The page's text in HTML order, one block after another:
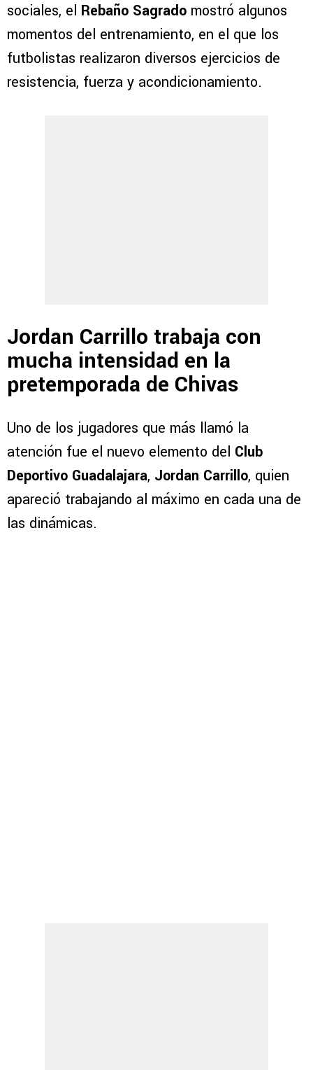
sociales, el Rebaño Sagrado mostró algunos
momentos del entrenamiento, en el que los
futbolistas realizaron diversos ejercicios de
resistencia, fuerza y acondicionamiento.
Jordan Carrillo trabaja con
mucha intensidad en la
pretemporada de Chivas
Uno de los jugadores que más llamó la
atención fue el nuevo elemento del Club
Deportivo Guadalajara, Jordan Carrillo, quien
apareció trabajando al máximo en cada una de
las dinámicas.